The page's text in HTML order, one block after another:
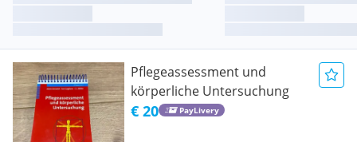
Pflegeassessment und
körperliche Untersuchung
€ 20 PayLivery